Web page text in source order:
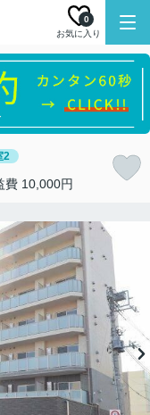
お気に入り
0
2
費 10,000円